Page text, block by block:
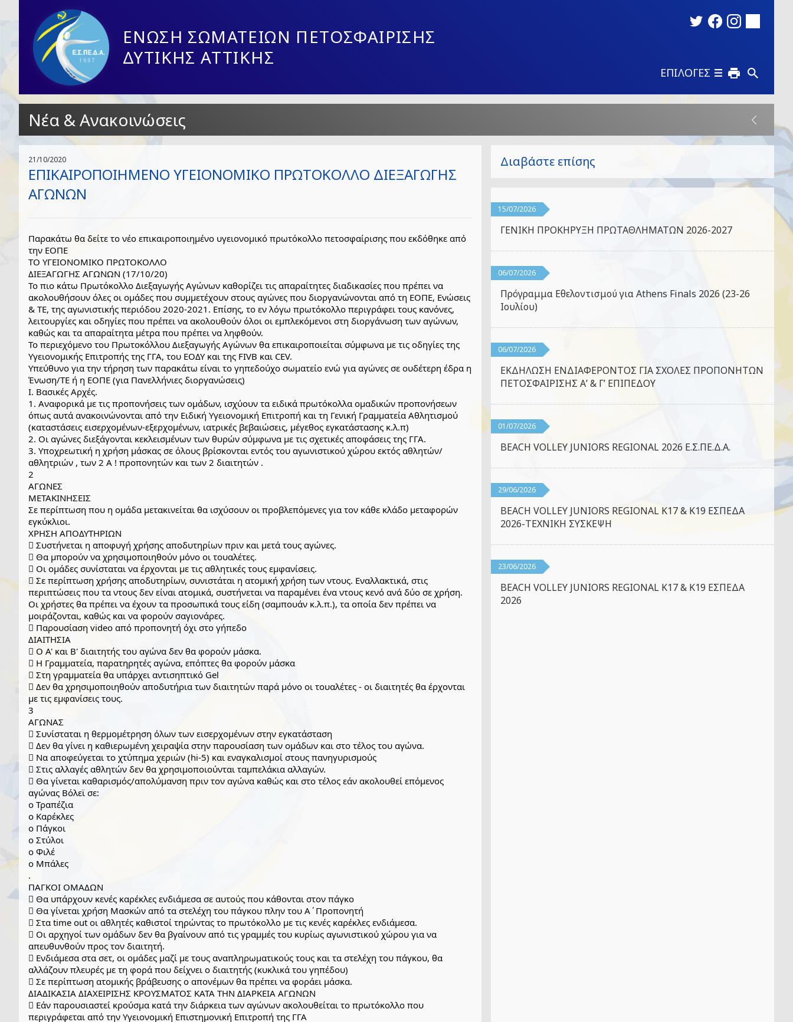
ΕΝΩΣΗ ΣΩΜΑΤΕΙΩΝ ΠΕΤΟΣΦΑΙΡΙΣΗΣ
ΔΥΤΙΚΗΣ ΑΤΤΙΚΗΣ
ΕΠΙΛΟΓΕΣ
Νέα & Ανακοινώσεις
21/10/2020
ΕΠΙΚΑΙΡΟΠΟΙΗΜΕΝΟ ΥΓΕΙΟΝΟΜΙΚΟ ΠΡΩΤΟΚΟΛΛΟ ΔΙΕΞΑΓΩΓΗΣ
ΑΓΩΝΩΝ
Παρακάτω θα δείτε το νέο επικαιροποιημένο υγειονομικό πρωτόκολλο πετοσφαίρισης που εκδόθηκε από
την ΕΟΠΕ
ΤΟ ΥΓΕΙΟΝΟΜΙΚΟ ΠΡΩΤΟΚΟΛΛΟ
ΔΙΕΞΑΓΩΓΗΣ ΑΓΩΝΩΝ (17/10/20)
Το πιο κάτω Πρωτόκολλο Διεξαγωγής Αγώνων καθορίζει τις απαραίτητες διαδικασίες που πρέπει να
ακολουθήσουν όλες οι ομάδες που συμμετέχουν στους αγώνες που διοργανώνονται από τη ΕΟΠΕ, Ενώσεις
& ΤΕ, της αγωνιστικής περιόδου 2020-2021. Επίσης, το εν λόγω πρωτόκολλο περιγράφει τους κανόνες,
λειτουργίες και οδηγίες που πρέπει να ακολουθούν όλοι οι εμπλεκόμενοι στη διοργάνωση των αγώνων,
καθώς και τα απαραίτητα μέτρα που πρέπει να ληφθούν.
Το περιεχόμενο του Πρωτοκόλλου Διεξαγωγής Αγώνων θα επικαιροποιείται σύμφωνα με τις οδηγίες της
Υγειονομικής Επιτροπής της ΓΓΑ, του ΕΟΔΥ και της FIVB και CEV.
Υπεύθυνο για την τήρηση των παρακάτω είναι το γηπεδούχο σωματείο ενώ για αγώνες σε ουδέτερη έδρα η
Ένωση/ΤΕ ή η ΕΟΠΕ (για Πανελλήνιες διοργανώσεις)
Ι. Βασικές Αρχές.
1. Αναφορικά με τις προπονήσεις των ομάδων, ισχύουν τα ειδικά πρωτόκολλα ομαδικών προπονήσεων
όπως αυτά ανακοινώνονται από την Ειδική Υγειονομική Επιτροπή και τη Γενική Γραμματεία Αθλητισμού
(καταστάσεις εισερχομένων-εξερχομένων, ιατρικές βεβαιώσεις, μέγεθος εγκατάστασης κ.λ.π)
2. Οι αγώνες διεξάγονται κεκλεισμένων των θυρών σύμφωνα με τις σχετικές αποφάσεις της ΓΓΑ.
3. Υποχρεωτική η χρήση μάσκας σε όλους βρίσκονται εντός του αγωνιστικού χώρου εκτός αθλητών/
αθλητριών , των 2 Α ! προπονητών και των 2 διαιτητών .
2
ΑΓΩΝΕΣ
ΜΕΤΑΚΙΝΗΣΕΙΣ
Σε περίπτωση που η ομάδα μετακινείται θα ισχύσουν οι προβλεπόμενες για τον κάθε κλάδο μεταφορών
εγκύκλιοι.
ΧΡΗΣΗ ΑΠΟΔΥΤΗΡΙΩΝ
 Συστήνεται η αποφυγή χρήσης αποδυτηρίων πριν και μετά τους αγώνες.
 Θα μπορούν να χρησιμοποιηθούν μόνο οι τουαλέτες.
 Οι ομάδες συνίσταται να έρχονται με τις αθλητικές τους εμφανίσεις.
 Σε περίπτωση χρήσης αποδυτηρίων, συνιστάται η ατομική χρήση των ντους. Εναλλακτικά, στις
περιπτώσεις που τα ντους δεν είναι ατομικά, συστήνεται να παραμένει ένα ντους κενό ανά δύο σε χρήση.
Οι χρήστες θα πρέπει να έχουν τα προσωπικά τους είδη (σαμπουάν κ.λ.π.), τα οποία δεν πρέπει να
μοιράζονται, καθώς και να φορούν σαγιονάρες.
 Παρουσίαση video από προπονητή όχι στο γήπεδο
ΔΙΑΙΤΗΣΙΑ
 Ο Α' και Β' διαιτητής του αγώνα δεν θα φορούν μάσκα.
 Η Γραμματεία, παρατηρητές αγώνα, επόπτες θα φορούν μάσκα
 Στη γραμματεία θα υπάρχει αντισηπτικό Gel
 Δεν θα χρησιμοποιηθούν αποδυτήρια των διαιτητών παρά μόνο οι τουαλέτες - οι διαιτητές θα έρχονται
με τις εμφανίσεις τους.
3
ΑΓΩΝΑΣ
 Συνίσταται η θερμομέτρηση όλων των εισερχομένων στην εγκατάσταση
 Δεν θα γίνει η καθιερωμένη χειραψία στην παρουσίαση των ομάδων και στο τέλος του αγώνα.
 Να αποφεύγεται το χτύπημα χεριών (hi-5) και εναγκαλισμοί στους πανηγυρισμούς
 Στις αλλαγές αθλητών δεν θα χρησιμοποιούνται ταμπελάκια αλλαγών.
 Θα γίνεται καθαρισμός/απολύμανση πριν τον αγώνα καθώς και στο τέλος εάν ακολουθεί επόμενος
αγώνας Βόλεϊ σε:
o Τραπέζια
o Καρέκλες
o Πάγκοι
o Στύλοι
o Φιλέ
o Μπάλες
.
ΠΑΓΚΟΙ ΟΜΑΔΩΝ
 Θα υπάρχουν κενές καρέκλες ενδιάμεσα σε αυτούς που κάθονται στον πάγκο
 Θα γίνεται χρήση Μασκών από τα στελέχη του πάγκου πλην του Α΄Προπονητή
 Στα time out οι αθλητές καθιστοί τηρώντας το πρωτόκολλο με τις κενές καρέκλες ενδιάμεσα.
 Οι αρχηγοί των ομάδων δεν θα βγαίνουν από τις γραμμές του κυρίως αγωνιστικού χώρου για να
απευθυνθούν προς τον διαιτητή.
 Ενδιάμεσα στα σετ, οι ομάδες μαζί με τους αναπληρωματικούς τους και τα στελέχη του πάγκου, θα
αλλάζουν πλευρές με τη φορά που δείχνει ο διαιτητής (κυκλικά του γηπέδου)
 Σε περίπτωση ατομικής βράβευσης ο απονέμων θα πρέπει να φοράει μάσκα.
ΔΙΑΔΙΚΑΣΙΑ ΔΙΑΧΕΙΡΙΣΗΣ ΚΡΟΥΣΜΑΤΟΣ ΚΑΤΑ ΤΗΝ ΔΙΑΡΚΕΙΑ ΑΓΩΝΩΝ
 Εάν παρουσιαστεί κρούσμα κατά την διάρκεια των αγώνων ακολουθείται το πρωτόκολλο που
Διαβάστε επίσης
15/07/2026
ΓΕΝΙΚΗ ΠΡΟΚΗΡΥΞΗ ΠΡΩΤΑΘΛΗΜΑΤΩΝ 2026-2027
06/07/2026
Πρόγραμμα Εθελοντισμού για Athens Finals 2026 (23-26
Ιουλίου)
06/07/2026
ΕΚΔΗΛΩΣΗ ΕΝΔΙΑΦΕΡΟΝΤΟΣ ΓΙΑ ΣΧΟΛΕΣ ΠΡΟΠΟΝΗΤΩΝ
ΠΕΤΟΣΦΑΙΡΙΣΗΣ Α’ & Γ’ ΕΠΙΠΕΔΟΥ
01/07/2026
BEACH VOLLEY JUNIORS REGIONAL 2026 Ε.Σ.ΠΕ.Δ.Α.
29/06/2026
BEACH VOLLEY JUNIORS REGIONAL K17 & K19 ΕΣΠΕΔΑ
2026-ΤΕΧΝΙΚΗ ΣΥΣΚΕΨΗ
23/06/2026
BEACH VOLLEY JUNIORS REGIONAL K17 & K19 ΕΣΠΕΔΑ
2026